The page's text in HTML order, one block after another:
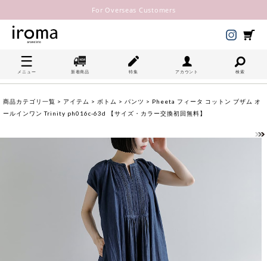
For Overseas Customers
メニュー 新着商品 特集 アカウント 検索
商品カテゴリ一覧 > アイテム > ボトム > パンツ > Pheeta フィータ コットン ブザム オ
ールインワン Trinity ph016c-63d 【サイズ・カラー交換初回無料】